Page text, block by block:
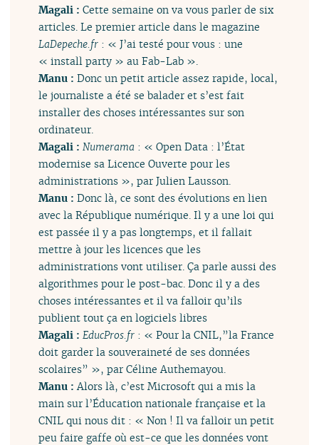
Magali :Cette semaine on va vous parler de six
articles. Le premier article dans le magazine
LaDepeche.fr : « J’ai testé pour vous : une
« install party » au Fab-Lab ».
Manu :Donc un petit article assez rapide, local,
le journaliste a été se balader et s’est fait
installer des choses intéressantes sur son
ordinateur.
Magali :Numerama : « Open Data : l’État
modernise sa Licence Ouverte pour les
administrations », par Julien Lausson.
Manu :Donc là, ce sont des évolutions en lien
avec la République numérique. Il y a une loi qui
est passée il y a pas longtemps, et il fallait
mettre à jour les licences que les
administrations vont utiliser. Ça parle aussi des
algorithmes pour le post-bac. Donc il y a des
choses intéressantes et il va falloir qu’ils
publient tout ça en logiciels libres
Magali :EducPros.fr : « Pour la CNIL,”la France
doit garder la souveraineté de ses données
scolaires” », par Céline Authemayou.
Manu :Alors là, c’est Microsoft qui a mis la
main sur l’Éducation nationale française et la
CNIL qui nous dit : « Non ! Il va falloir un petit
peu faire gaffe où est-ce que les données vont